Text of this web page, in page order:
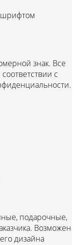
знак. Все
с
подарочные,
Возможен
дизайна